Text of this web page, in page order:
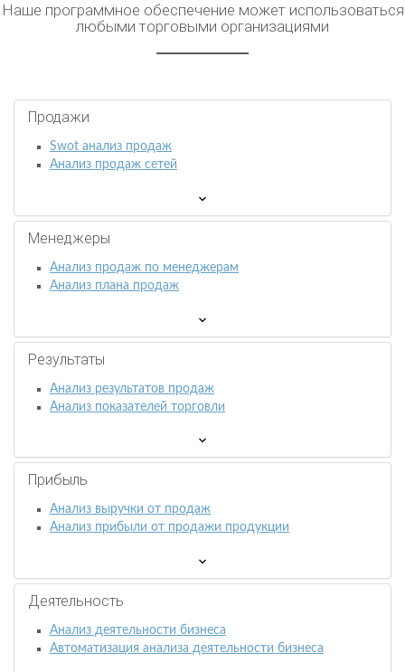
Наше программное обеспечение может использоваться
любыми торговыми организациями
Продажи
Swot анализ продаж
Анализ продаж сетей
Менеджеры
Анализ продаж по менеджерам
Анализ плана продаж
Результаты
Анализ результатов продаж
Анализ показателей торговли
Прибыль
Анализ выручки от продаж
Анализ прибыли от продажи продукции
Деятельность
Анализ деятельности бизнеса
Автоматизация анализа деятельности бизнеса